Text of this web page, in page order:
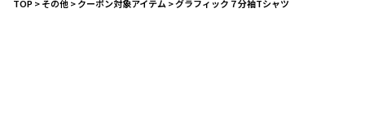
TOP>その他>クーポン対象アイテム >グラフィック７分袖Tシャツ